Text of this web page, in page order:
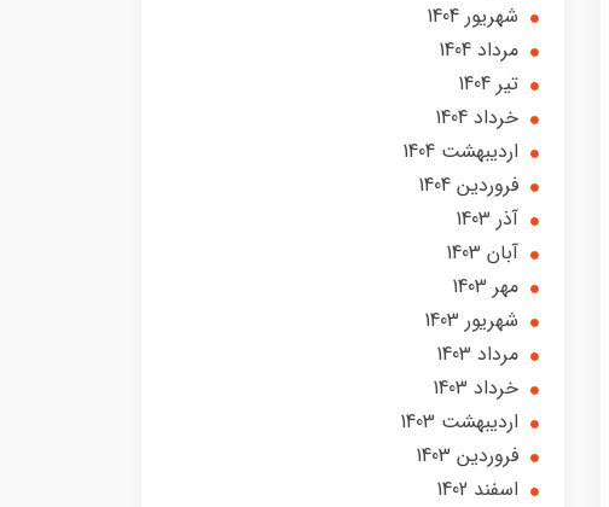
شهریور 1404
مرداد 1404
تير 1404
خرداد 1404
ارديبهشت 1404
فروردین 1404
آذر 1403
آبان 1403
مهر 1403
شهریور 1403
مرداد 1403
خرداد 1403
ارديبهشت 1403
فروردین 1403
اسفند 1402